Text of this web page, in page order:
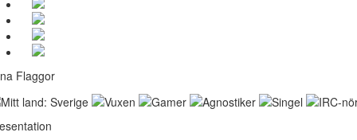
Flaggor